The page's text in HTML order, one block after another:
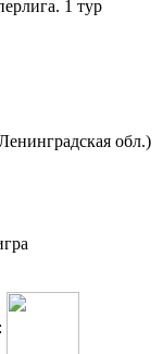
1 тур
обл.)
: